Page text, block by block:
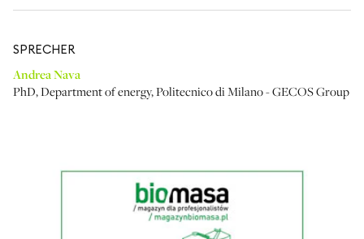
SPRECHER
Andrea Nava
PhD, Department of energy,Politecnico di Milano - GECOS Group